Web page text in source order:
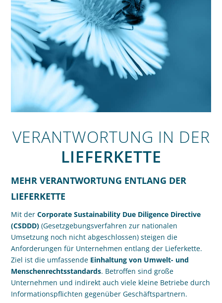
VERANTWORTUNG IN DER
LIEFERKETTE
MEHR VERANTWORTUNG ENTLANG DER
LIEFERKETTE
Mit derCorporate Sustainability Due Diligence Directive
(CSDDD) (Gesetzgebungsverfahren zur nationalen
Umsetzung noch nicht abgeschlossen) steigen die
Anforderungen für Unternehmen entlang der Lieferkette.
Ziel ist die umfassende Einhaltung von Umwelt- und
Menschenrechtsstandards. Betroffen sind große
Unternehmen und indirekt auch viele kleine Betriebe durch
Informationspflichten gegenüber Geschäftspartnern.